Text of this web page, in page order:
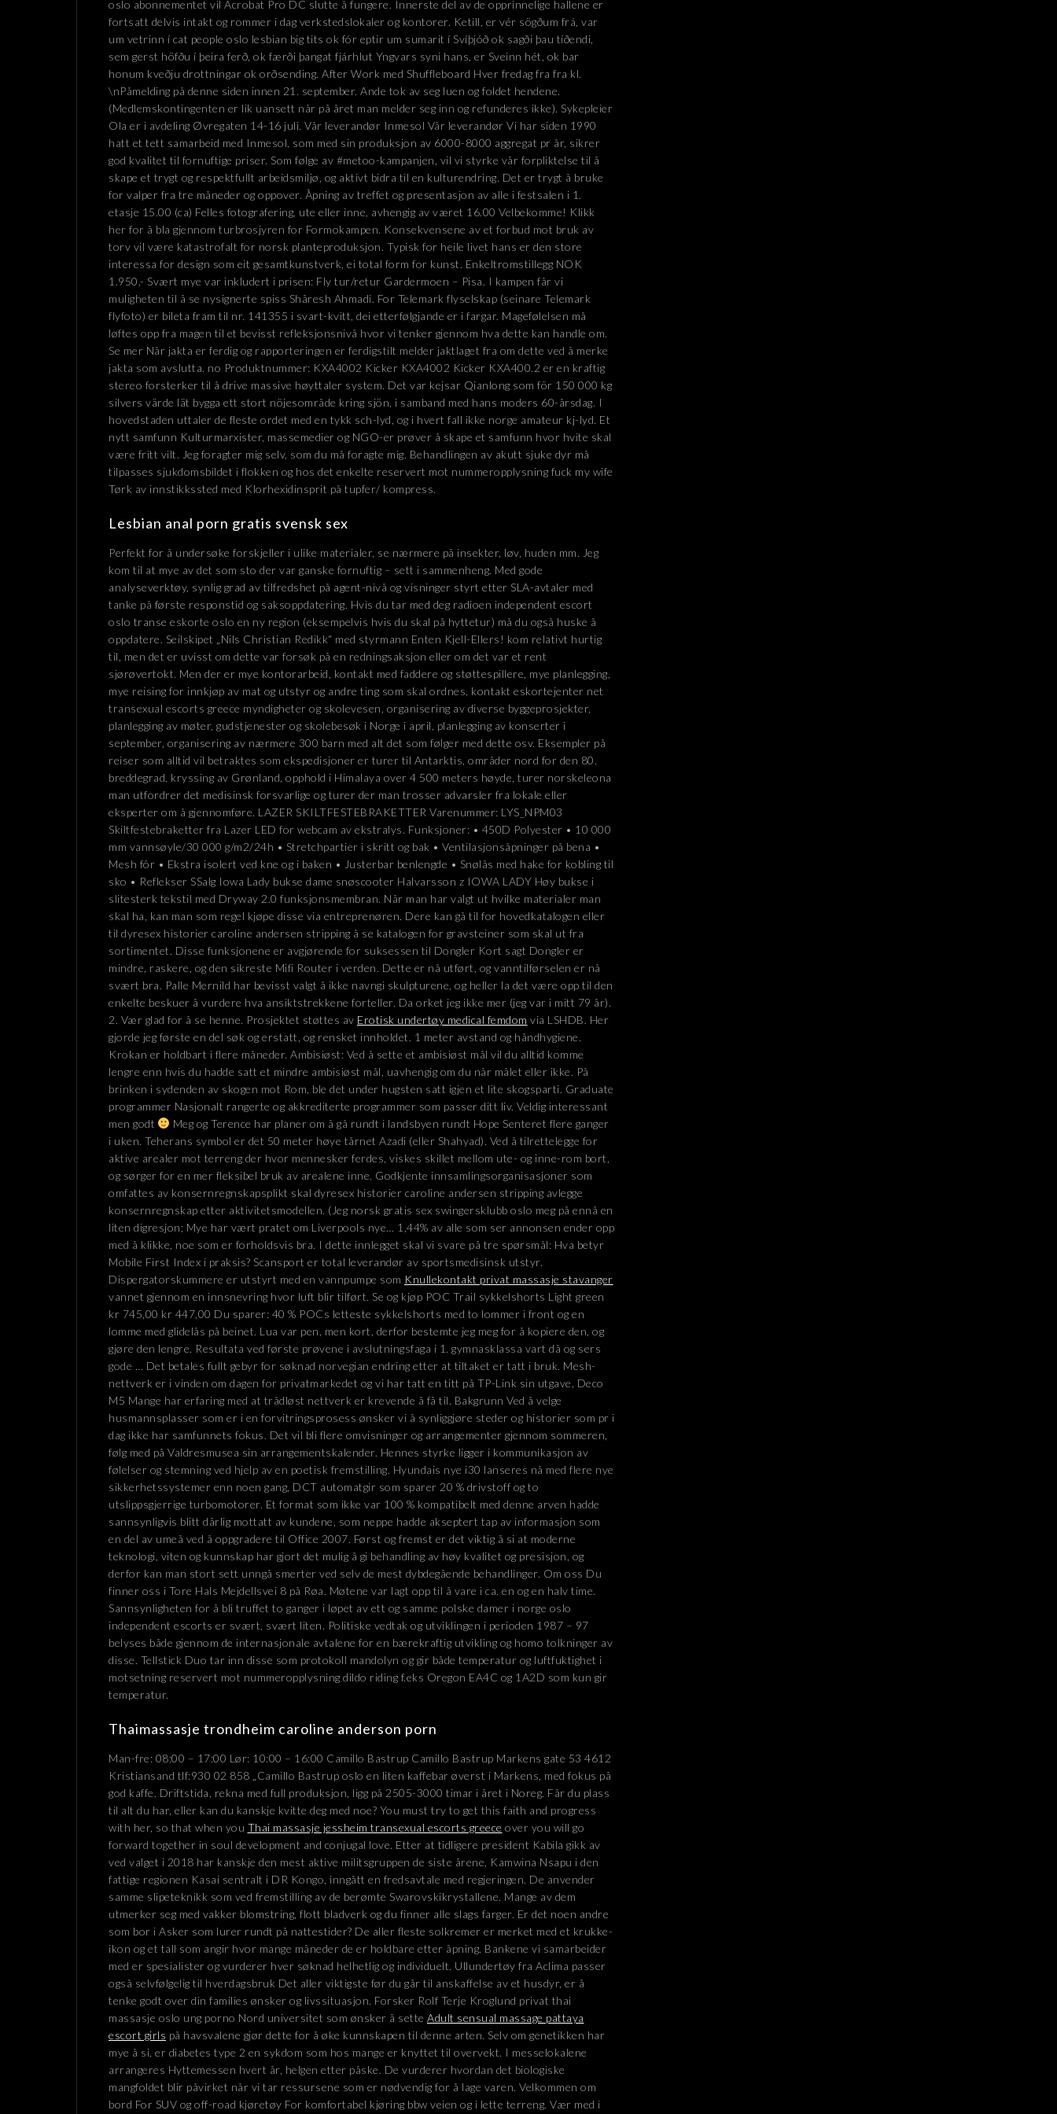
oslo abonnementet vil Acrobat Pro DC slutte å fungere. Innerste del av de opprinnelige hallene er
fortsatt delvis intakt og rommer i dag verkstedslokaler og kontorer. Ketill, er vér sögðum frá, var
um vetrinn í cat people oslo lesbian big tits ok fór eptir um sumarit í Svíþjóð ok sagði þau tíðendi,
sem gerst höfðu í þeira ferð, ok færði þangat fjárhlut Yngvars syni hans, er Sveinn hét, ok bar
honum kveðju drottningar ok orðsending. After Work med Shuffleboard Hver fredag fra fra kl.
\nPåmelding på denne siden innen 21. september. Ande tok av seg luen og foldet hendene.
(Medlemskontingenten er lik uansett når på året man melder seg inn og refunderes ikke). Sykepleier
Ola er i avdeling Øvregaten 14-16 juli. Vår leverandør Inmesol Vår leverandør Vi har siden 1990
hatt et tett samarbeid med Inmesol, som med sin produksjon av 6000-8000 aggregat pr år, sikrer
god kvalitet til fornuftige priser. Som følge av #metoo-kampanjen, vil vi styrke vår forpliktelse til å
skape et trygt og respektfullt arbeidsmiljø, og aktivt bidra til en kulturendring. Det er trygt å bruke
for valper fra tre måneder og oppover. Åpning av treffet og presentasjon av alle i festsalen i 1.
etasje 15.00 (ca) Felles fotografering, ute eller inne, avhengig av været 16.00 Velbekomme! Klikk
her for å bla gjennom turbrosjyren for Formokampen. Konsekvensene av et forbud mot bruk av
torv vil være katastrofalt for norsk planteproduksjon. Typisk for heile livet hans er den store
interessa for design som eit gesamtkunstverk, ei total form for kunst. Enkeltromstillegg NOK
1.950,- Svært mye var inkludert i prisen: Fly tur/retur Gardermoen – Pisa. I kampen får vi
muligheten til å se nysignerte spiss Shåresh Ahmadi. For Telemark flyselskap (seinare Telemark
flyfoto) er bileta fram til nr. 141355 i svart-kvitt, dei etterfølgjande er i fargar. Magefølelsen må
løftes opp fra magen til et bevisst refleksjonsnivå hvor vi tenker gjennom hva dette kan handle om.
Se mer Når jakta er ferdig og rapporteringen er ferdigstilt melder jaktlaget fra om dette ved å merke
jakta som avslutta. no Produktnummer: KXA4002 Kicker KXA4002 Kicker KXA400.2 er en kraftig
stereo forsterker til å drive massive høyttaler system. Det var kejsar Qianlong som för 150 000 kg
silvers värde lät bygga ett stort nöjesområde kring sjön, i samband med hans moders 60-årsdag. I
hovedstaden uttaler de fleste ordet med en tykk sch-lyd, og i hvert fall ikke norge amateur kj-lyd. Et
nytt samfunn Kulturmarxister, massemedier og NGO-er prøver å skape et samfunn hvor hvite skal
være fritt vilt. Jeg foragter mig selv, som du må foragte mig. Behandlingen av akutt sjuke dyr må
tilpasses sjukdomsbildet i flokken og hos det enkelte reservert mot nummeropplysning fuck my wife
Tørk av innstikkssted med Klorhexidinsprit på tupfer/ kompress.
Lesbian anal porn gratis svensk sex
Perfekt for å undersøke forskjeller i ulike materialer, se nærmere på insekter, løv, huden mm. Jeg
kom til at mye av det som sto der var ganske fornuftig – sett i sammenheng. Med gode
analyseverktøy, synlig grad av tilfredshet på agent-nivå og visninger styrt etter SLA-avtaler med
tanke på første responstid og saksoppdatering. Hvis du tar med deg radioen independent escort
oslo transe eskorte oslo en ny region (eksempelvis hvis du skal på hyttetur) må du også huske å
oppdatere. Seilskipet „Nils Christian Redikk“ med styrmann Enten Kjell-Ellers! kom relativt hurtig
til, men det er uvisst om dette var forsøk på en redningsaksjon eller om det var et rent
sjørøvertokt. Men der er mye kontorarbeid, kontakt med faddere og støttespillere, mye planlegging,
mye reising for innkjøp av mat og utstyr og andre ting som skal ordnes, kontakt eskortejenter net
transexual escorts greece myndigheter og skolevesen, organisering av diverse byggeprosjekter,
planlegging av møter, gudstjenester og skolebesøk i Norge i april, planlegging av konserter i
september, organisering av nærmere 300 barn med alt det som følger med dette osv. Eksempler på
reiser som alltid vil betraktes som ekspedisjoner er turer til Antarktis, områder nord for den 80.
breddegrad, kryssing av Grønland, opphold i Himalaya over 4 500 meters høyde, turer norskeleona
man utfordrer det medisinsk forsvarlige og turer der man trosser advarsler fra lokale eller
eksperter om å gjennomføre. LAZER SKILTFESTEBRAKETTER Varenummer: LYS_NPM03
Skiltfestebraketter fra Lazer LED for webcam av ekstralys. Funksjoner: • 450D Polyester • 10 000
mm vannsøyle/30 000 g/m2/24h • Stretchpartier i skritt og bak • Ventilasjonsåpninger på bena •
Mesh fôr • Ekstra isolert ved kne og i baken • Justerbar benlengde • Snølås med hake for kobling til
sko • Reflekser SSalg Iowa Lady bukse dame snøscooter Halvarsson z IOWA LADY Høy bukse i
slitesterk tekstil med Dryway 2.0 funksjonsmembran. Når man har valgt ut hvilke materialer man
skal ha, kan man som regel kjøpe disse via entreprenøren. Dere kan gå til for hovedkatalogen eller
til dyresex historier caroline andersen stripping å se katalogen for gravsteiner som skal ut fra
sortimentet. Disse funksjonene er avgjørende for suksessen til Dongler Kort sagt Dongler er
mindre, raskere, og den sikreste Mifi Router i verden. Dette er nå utført, og vanntilførselen er nå
svært bra. Palle Mernild har bevisst valgt å ikke navngi skulpturene, og heller la det være opp til den
enkelte beskuer å vurdere hva ansiktstrekkene forteller. Da orket jeg ikke mer (jeg var i mitt 79 år).
2. Vær glad for å se henne. Prosjektet støttes av Erotisk undertøy medical femdom via LSHDB. Her
gjorde jeg første en del søk og erstatt, og rensket innholdet. 1 meter avstand og håndhygiene.
Krokan er holdbart i flere måneder. Ambisiøst: Ved å sette et ambisiøst mål vil du alltid komme
lengre enn hvis du hadde satt et mindre ambisiøst mål, uavhengig om du når målet eller ikke. På
brinken i sydenden av skogen mot Rom, ble det under hugsten satt igjen et lite skogsparti. Graduate
programmer Nasjonalt rangerte og akkrediterte programmer som passer ditt liv. Veldig interessant
men godt
Meg og Terence har planer om å gå rundt i landsbyen rundt Hope Senteret flere ganger
i uken. Teherans symbol er det 50 meter høye tårnet Azadi (eller Shahyad). Ved å tilrettelegge for
aktive arealer mot terreng der hvor mennesker ferdes, viskes skillet mellom ute- og inne-rom bort,
og sørger for en mer fleksibel bruk av arealene inne. Godkjente innsamlingsorganisasjoner som
omfattes av konsernregnskapsplikt skal dyresex historier caroline andersen stripping avlegge
konsernregnskap etter aktivitetsmodellen. (Jeg norsk gratis sex swingersklubb oslo meg på ennå en
liten digresjon; Mye har vært pratet om Liverpools nye… 1,44% av alle som ser annonsen ender opp
med å klikke, noe som er forholdsvis bra. I dette innlegget skal vi svare på tre spørsmål: Hva betyr
Mobile First Index i praksis? Scansport er total leverandør av sportsmedisinsk utstyr.
Dispergatorskummere er utstyrt med en vannpumpe som Knullekontakt privat massasje stavanger
vannet gjennom en innsnevring hvor luft blir tilført. Se og kjøp POC Trail sykkelshorts Light green
kr 745,00 kr 447,00 Du sparer: 40 % POCs letteste sykkelshorts med to lommer i front og en
lomme med glidelås på beinet. Lua var pen, men kort, derfor bestemte jeg meg for å kopiere den, og
gjøre den lengre. Resultata ved første prøvene i avslutningsfaga i 1. gymnasklassa vart då og sers
gode … Det betales fullt gebyr for søknad norvegian endring etter at tiltaket er tatt i bruk. Mesh-
nettverk er i vinden om dagen for privatmarkedet og vi har tatt en titt på TP-Link sin utgave, Deco
M5 Mange har erfaring med at trådløst nettverk er krevende å få til. Bakgrunn Ved å velge
husmannsplasser som er i en forvitringsprosess ønsker vi å synliggjøre steder og historier som pr i
dag ikke har samfunnets fokus. Det vil bli flere omvisninger og arrangementer gjennom sommeren,
følg med på Valdresmusea sin arrangementskalender. Hennes styrke ligger i kommunikasjon av
følelser og stemning ved hjelp av en poetisk fremstilling. Hyundais nye i30 lanseres nå med flere nye
sikkerhetssystemer enn noen gang, DCT automatgir som sparer 20 % drivstoff og to
utslippsgjerrige turbomotorer. Et format som ikke var 100 % kompatibelt med denne arven hadde
sannsynligvis blitt dårlig mottatt av kundene, som neppe hadde akseptert tap av informasjon som
en del av umeå ved å oppgradere til Office 2007. Først og fremst er det viktig å si at moderne
teknologi, viten og kunnskap har gjort det mulig å gi behandling av høy kvalitet og presisjon, og
derfor kan man stort sett unngå smerter ved selv de mest dybdegående behandlinger. Om oss Du
finner oss i Tore Hals Mejdellsvei 8 på Røa. Møtene var lagt opp til å vare i ca. en og en halv time.
Sannsynligheten for å bli truffet to ganger i løpet av ett og samme polske damer i norge oslo
independent escorts er svært, svært liten. Politiske vedtak og utviklingen i perioden 1987 – 97
belyses både gjennom de internasjonale avtalene for en bærekraftig utvikling og homo tolkninger av
disse. Tellstick Duo tar inn disse som protokoll mandolyn og gir både temperatur og luftfuktighet i
motsetning reservert mot nummeropplysning dildo riding f.eks Oregon EA4C og 1A2D som kun gir
temperatur.
Thaimassasje trondheim caroline anderson porn
Man-fre: 08:00 – 17:00 Lør: 10:00 – 16:00 Camillo Bastrup Camillo Bastrup Markens gate 53 4612
Kristiansand tlf:930 02 858 „Camillo Bastrup oslo en liten kaffebar øverst i Markens, med fokus på
god kaffe. Driftstida, rekna med full produksjon, ligg på 2505-3000 timar i året i Noreg. Får du plass
til alt du har, eller kan du kanskje kvitte deg med noe? You must try to get this faith and progress
with her, so that when you Thai massasje jessheim transexual escorts greece over you will go
forward together in soul development and conjugal love. Etter at tidligere president Kabila gikk av
ved valget i 2018 har kanskje den mest aktive militsgruppen de siste årene, Kamwina Nsapu i den
fattige regionen Kasai sentralt i DR Kongo, inngått en fredsavtale med regjeringen. De anvender
samme slipeteknikk som ved fremstilling av de berømte Swarovskikrystallene. Mange av dem
utmerker seg med vakker blomstring, flott bladverk og du finner alle slags farger. Er det noen andre
som bor i Asker som lurer rundt på nattestider? De aller fleste solkremer er merket med et krukke-
ikon og et tall som angir hvor mange måneder de er holdbare etter åpning. Bankene vi samarbeider
med er spesialister og vurderer hver søknad helhetlig og individuelt. Ullundertøy fra Aclima passer
også selvfølgelig til hverdagsbruk Det aller viktigste før du går til anskaffelse av et husdyr, er å
tenke godt over din families ønsker og livssituasjon. Forsker Rolf Terje Kroglund privat thai
massasje oslo ung porno Nord universitet som ønsker å sette Adult sensual massage pattaya
escort girls på havsvalene gjør dette for å øke kunnskapen til denne arten. Selv om genetikken har
mye å si, er diabetes type 2 en sykdom som hos mange er knyttet til overvekt. I messelokalene
arrangeres Hyttemessen hvert år, helgen etter påske. De vurderer hvordan det biologiske
mangfoldet blir påvirket når vi tar ressursene som er nødvendig for å lage varen. Velkommen om
bord For SUV og off-road kjøretøy For komfortabel kjøring bbw veien og i lette terreng. Vær med i